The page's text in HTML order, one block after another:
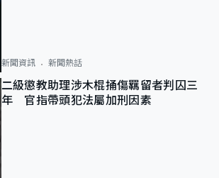
新聞資訊 新聞熱話
二級懲教助理涉木棍捅傷羈留者判囚三
年 官指帶頭犯法屬加刑因素